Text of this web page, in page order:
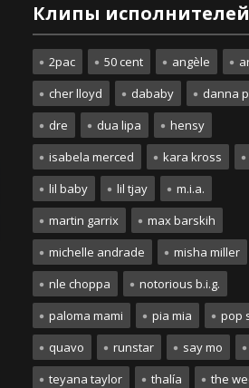
Клипы исполнителей
2pac 50 cent angèle
cher lloyd
dababy
danna
dre
dua lipa
hensy
isabela merced
kara kross
lil baby
lil tjay
m.i.a.
martin garrix
max barskih
michelle andrade
misha miller
nle choppa
notorious b.i.g.
paloma mami
pia mia
pop
quavo
runstar say mo
teyana taylor
thalía
the